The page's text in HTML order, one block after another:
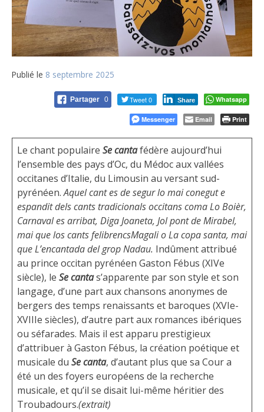
Publié le 8 septembre 2025
Partager 0 Tweet 0 Share Whatsapp
Messenger Email Print
Le chant populaire Se cantafédère aujourd’hui
l’ensemble des pays d’Oc, du Médoc aux vallées
occitanes d’Italie, du Limousin au versant sud-
pyrénéen.Aquel cant es de segur lo mai conegut e
espandit dels cants tradicionals occitans coma Lo Boièr,
Carnaval es arribat, Diga Joaneta, Jol pont de Mirabel,
mai que los cants felibrencsMagali o La copa santa, mai
que L’encantada del grop Nadau. Indûment attribué
au prince occitan pyrénéen Gaston Fébus (XIVe
siècle), le Se cantas’apparente par son style et son
langage, d’une part aux chansons anonymes de
bergers des temps renaissants et baroques (XVIe-
XVIIIe siècles), d’autre part aux romances ibériques
ou séfarades. Mais il est apparu prestigieux
d’attribuer à Gaston Fébus, la création poétique et
musicale du Se canta, d’autant plus que sa Cour a
été un des foyers européens de la recherche
musicale, et qu’il se disait lui-même héritier des
Troubadours.(extrait)